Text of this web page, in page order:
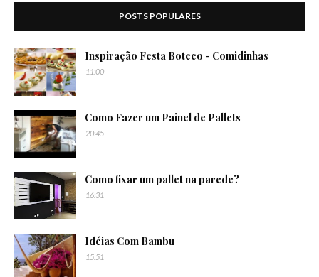
POSTS POPULARES
Inspiração Festa Boteco - Comidinhas
11:00
Como Fazer um Painel de Pallets
20:45
Como fixar um pallet na parede?
16:31
Idéias Com Bambu
15:51